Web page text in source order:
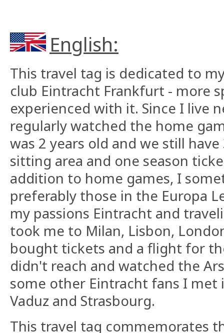
English:
This travel tag is dedicated to
club Eintracht Frankfurt - more
experienced with it. Since I live
regularly watched the home
was 2 years old and we still
sitting area and one season
addition to home games, I
preferably those in the Europa
my passions Eintracht and
took me to Milan, Lisbon,
bought tickets and a flight for
didn't reach and watched the
some other Eintracht fans I met
Vaduz and Strasbourg.
This travel tag commemorates